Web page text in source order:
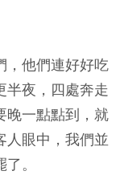
，他們連好好吃
半夜，四處奔走
晚一點點到，就
人眼中，我們並
。